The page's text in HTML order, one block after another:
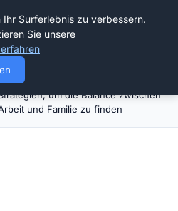
Elternschaft Herausforderungen:
um die Balance zwischen
und Familie zu finden
Surferlebnis zu verbessern.
Sie unsere